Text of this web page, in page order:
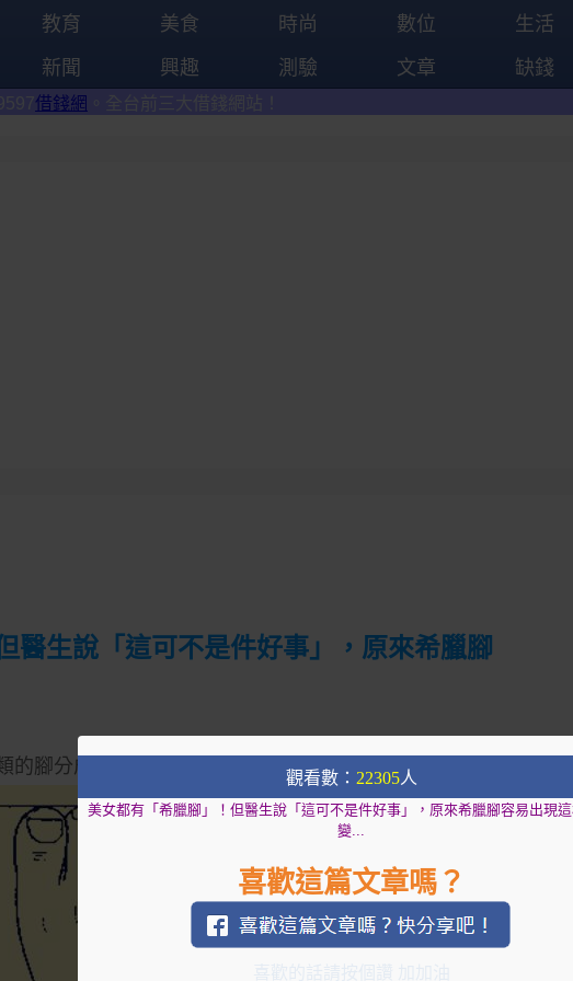
教育 美食 時尚 數位
生活
新聞 興趣 測驗 文章 缺錢
三大借錢網站！
醫生說「這可不是件好事」，原來希臘腳
的腳分成埃及腳、羅馬腳與希臘腳。
觀看數： 22305人
美女都有「希臘腳」！但醫生說「這可不是件好事」，原來希臘腳容易出現
變...
喜歡這篇文章嗎？